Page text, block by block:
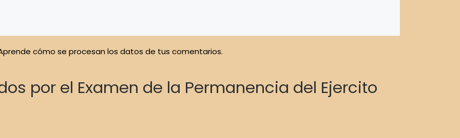
cómo se procesan los datos de tus comentarios.
por el Examen de la Permanencia del Ejercito